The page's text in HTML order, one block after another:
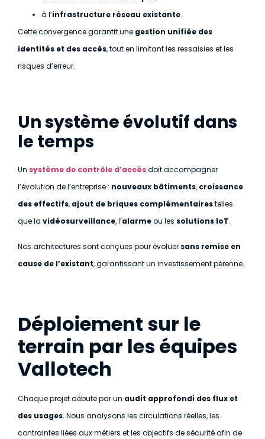
à l’infrastructure réseau existante.
Cette convergence garantit une gestion unifiée des
identités et des accès, tout en limitant les ressaisies et les
risques d’erreur.
Un système évolutif dans
le temps
Un système de contrôle d’accèsdoit accompagner
l’évolution de l’entreprise : nouveaux bâtiments, croissance
des effectifs, ajout de briques complémentairestelles
que la vidéosurveillance, l’alarmeou les solutions IoT.
Nos architectures sont conçues pour évoluer sans remise en
cause de l’existant, garantissant un investissement pérenne.
Déploiement sur le
terrain par les équipes
Vallotech
Chaque projet débute par un audit approfondi des flux et
des usages. Nous analysons les circulations réelles, les
contraintes liées aux métiers et les objectifs de sécurité afin de